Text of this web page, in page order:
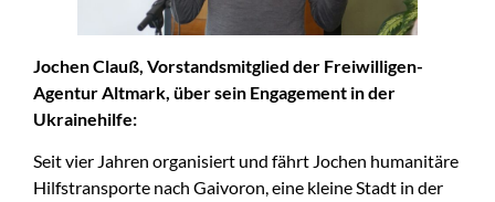
Jochen Clauß, Vorstandsmitglied der Freiwilligen-
Agentur Altmark, über sein Engagement in der
Ukrainehilfe:
Seit vier Jahren organisiert und fährt Jochen humanitäre
Hilfstransporte nach Gaivoron, eine kleine Stadt in der